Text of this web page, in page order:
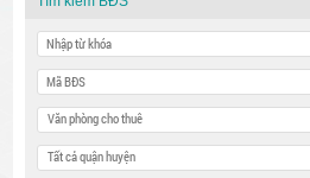
Văn phòng cho thuê
Tất cả quận huyện